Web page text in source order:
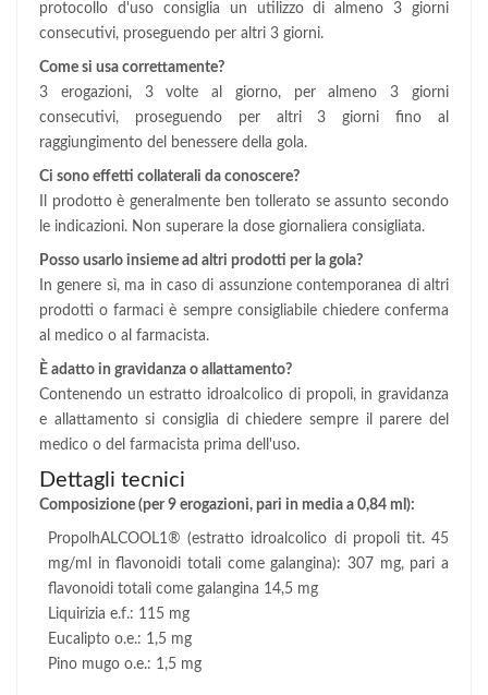
protocollo d'uso consiglia un utilizzo di almeno 3 giorni
consecutivi, proseguendo per altri 3 giorni.
Come si usa correttamente?
3 erogazioni, 3 volte al giorno, per almeno 3 giorni
consecutivi, proseguendo per altri 3 giorni fino al
raggiungimento del benessere della gola.
Ci sono effetti collaterali da conoscere?
Il prodotto è generalmente ben tollerato se assunto secondo
le indicazioni. Non superare la dose giornaliera consigliata.
Posso usarlo insieme ad altri prodotti per la gola?
In genere sì, ma in caso di assunzione contemporanea di altri
prodotti o farmaci è sempre consigliabile chiedere conferma
al medico o al farmacista.
È adatto in gravidanza o allattamento?
Contenendo un estratto idroalcolico di propoli, in gravidanza
e allattamento si consiglia di chiedere sempre il parere del
medico o del farmacista prima dell'uso.
Dettagli tecnici
Composizione (per 9 erogazioni, pari in media a 0,84 ml):
PropolhALCOOL1® (estratto idroalcolico di propoli tit. 45
mg/ml in flavonoidi totali come galangina): 307 mg, pari a
flavonoidi totali come galangina 14,5 mg
Liquirizia e.f.: 115 mg
Eucalipto o.e.: 1,5 mg
Pino mugo o.e.: 1,5 mg